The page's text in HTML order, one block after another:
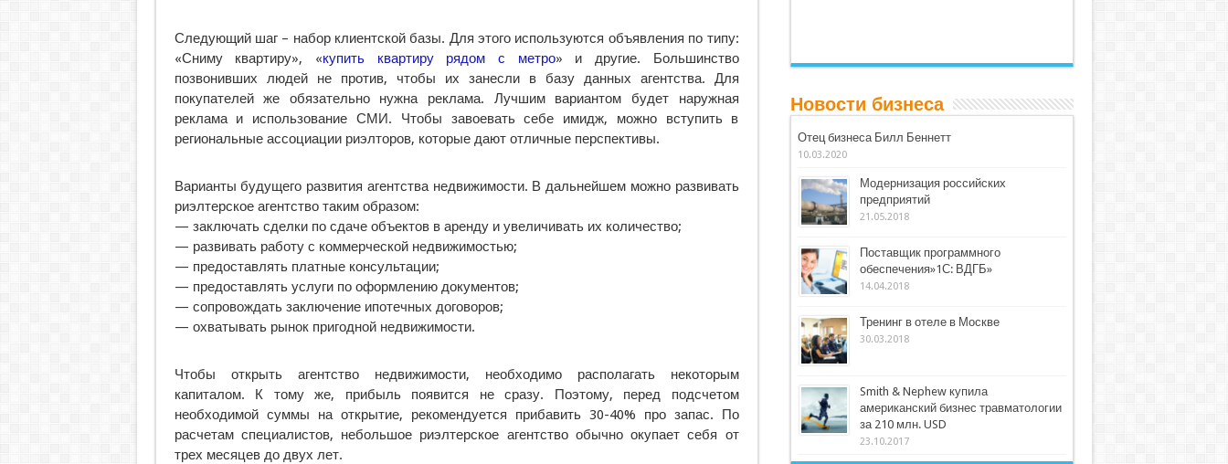
Следующий шаг – набор клиентской базы. Для этого используются объявления по типу:
«Сниму квартиру», «купить квартиру рядом с метро» и другие. Большинство
позвонивших людей не против, чтобы их занесли в базу данных агентства. Для
покупателей же обязательно нужна реклама. Лучшим вариантом будет наружная
реклама и использование СМИ. Чтобы завоевать себе имидж, можно вступить в
региональные ассоциации риэлторов, которые дают отличные перспективы.
Варианты будущего развития агентства недвижимости. В дальнейшем можно развивать
риэлтерское агентство таким образом:
— заключать сделки по сдаче объектов в аренду и увеличивать их количество;
— развивать работу с коммерческой недвижимостью;
— предоставлять платные консультации;
— предоставлять услуги по оформлению документов;
— сопровождать заключение ипотечных договоров;
— охватывать рынок пригодной недвижимости.
Чтобы открыть агентство недвижимости, необходимо располагать некоторым
капиталом. К тому же, прибыль появится не сразу. Поэтому, перед подсчетом
необходимой суммы на открытие, рекомендуется прибавить 30-40% про запас. По
расчетам специалистов, небольшое риэлтерское агентство обычно окупает себя от
трех месяцев до двух лет.
Новости бизнеса
Отец бизнеса Билл Беннетт
10.03.2020
Модернизация российских
предприятий
21.05.2018
Поставщик программного
обеспечения»1С: ВДГБ»
14.04.2018
Тренинг в отеле в Москве
30.03.2018
Smith & Nephew купила
американский бизнес травматологии
за 210 млн. USD
23.10.2017